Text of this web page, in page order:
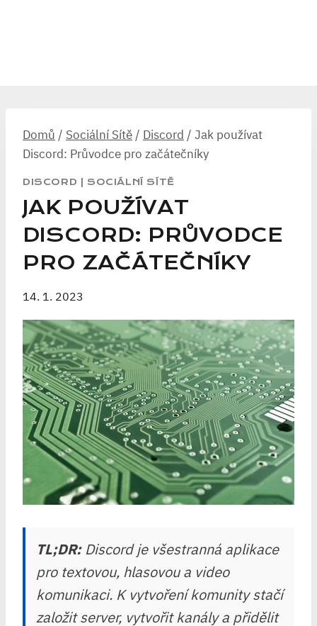
Domů / Sociální Sítě / Discord / Jak používat
Discord: Průvodce pro začátečníky
DISCORD |SOCIÁLNÍ SÍTĚ
JAK POUŽÍVAT
DISCORD: PRŮVODCE
PRO ZAČÁTEČNÍKY
14. 1. 2023
TL;DR:Discord je všestranná aplikace
pro textovou, hlasovou a video
komunikaci. K vytvoření komunity stačí
založit server, vytvořit kanály a přidělit